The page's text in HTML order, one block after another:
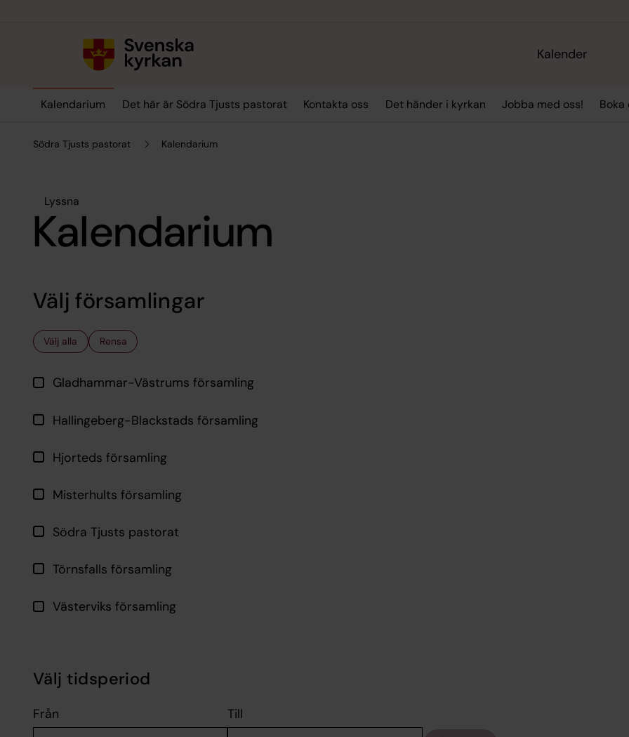
Kalender
Kalendarium Det här är Södra Tjusts pastorat Kontakta oss Det händer i kyrkan Jobba med oss! Boka
Södra Tjusts pastorat Kalendarium
Lyssna
Kalendarium
Välj församlingar
Hoppa över filtrering
Välj alla Rensa
Gladhammar-Västrums församling
Hallingeberg-Blackstads församling
Hjorteds församling
Misterhults församling
Södra Tjusts pastorat
Törnsfalls församling
Västerviks församling
Välj tidsperiod
Från
Till